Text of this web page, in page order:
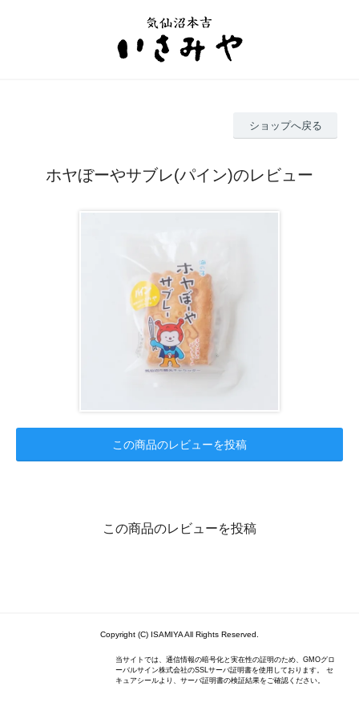
ショップへ戻る
ホヤぼーやサブレ(パイン)のレビュー
この商品のレビューを投稿
この商品のレビューを投稿
Copyright (C) ISAMIYA All Rights Reserved.
当サイトでは、通信情報の暗号化と実在性の証明のため、GMOグロ
ーバルサイン株式会社のSSLサーバ証明書を使用しております。 セ
キュアシールより、サーバ証明書の検証結果をご確認ください。